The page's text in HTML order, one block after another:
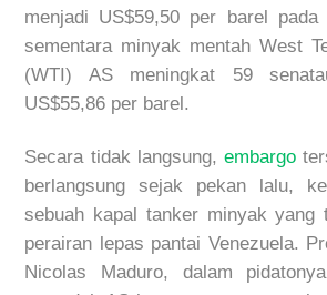
menjadi US$59,50 per barel pada
sementara minyak mentah West
(WTI) AS meningkat 59sen
US$55,86 per barel.
Secara tidak langsung,embargo
berlangsung
sejak pekan lalu,
sebuah kapal tanker minyakyang
perairan lepas pantai Venezuela.
Nicolas Maduro, dalam pidatonya